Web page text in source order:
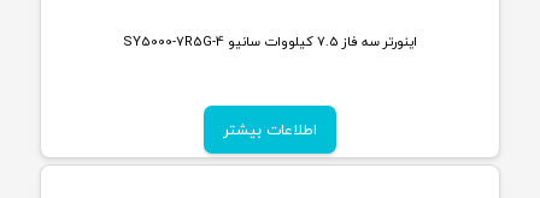
اینورتر سه فاز 7.5 کیلووات سانیو SY5000-7R5G-4
اطلاعات بیشتر